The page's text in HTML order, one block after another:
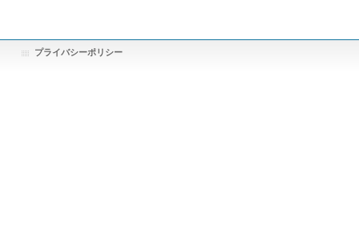
プライバシーポリシー